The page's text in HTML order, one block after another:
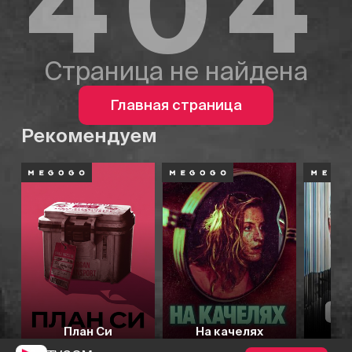
Страница не найдена
Главная страница
Рекомендуем
План Си На качелях